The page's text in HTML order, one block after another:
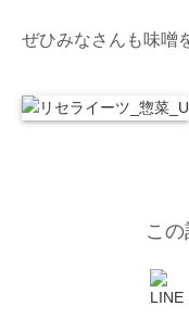
ぜひみなさんも味噌
こ